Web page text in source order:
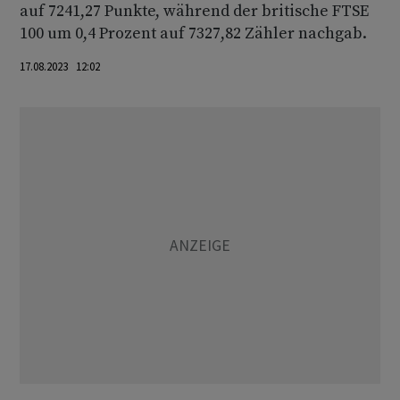
auf 7241,27 Punkte, während der britische FTSE
100 um 0,4 Prozent auf 7327,82 Zähler nachgab.
17.08.2023 12:02